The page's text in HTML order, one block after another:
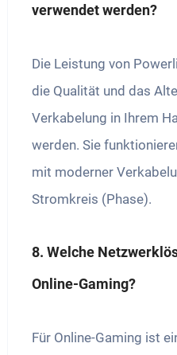
verwendet werden?
Die Leistung von
die Qualität und das
Verkabelung in Ihrem
werden. Sie
mit moderner
Stromkreis (Phase).
8. Welche
Online-Gaming?
Für Online-Gaming ist